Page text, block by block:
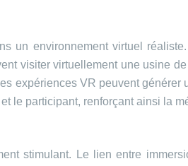
un environnement virtuel
visiter virtuellement une usine
expériences VR peuvent
participant, renforçant ainsi la
stimulant. Le lien entre